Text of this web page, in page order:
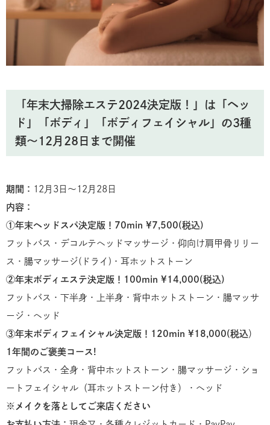
「年末大掃除エステ2024決定版！」は「ヘッ
ド」「ボディ」「ボディフェイシャル」の3種
類〜12月28日まで開催
期間： 12月3日〜12月28日
内容：
①年末ヘッドスパ決定版！70min ¥7,500(税込)
フットバス・デコルテヘッドマッサージ・仰向け肩甲骨リリー
ス・腸マッサージ(ドライ)・耳ホットストーン
②年末ボディエステ決定版！100min ¥14,000(税込)
フットバス・下半身・上半身・背中ホットストーン・腸マッサ
ージ・ヘッド
③年末ボディフェイシャル決定版！120min ¥18,000(税込）
1年間のご褒美コース!
フットバス・全身・背中ホットストーン・腸マッサージ・ショ
ートフェイシャル（耳ホットストーン付き）・ヘッド
※メイクを落としてご来店ください